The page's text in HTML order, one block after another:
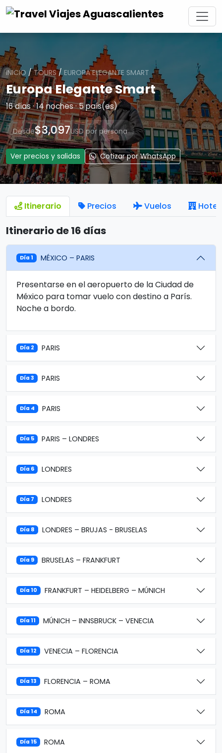
INICIO /TOURS/EUROPA ELEGANTE SMART
Europa Elegante Smart
16 días · 14 noches · 5 país(es)
Desde$3,097USD por persona
Ver precios y salidas Cotizar por WhatsApp
Itinerario Precios Vuelos
Itinerario de 16 días
Día 1 MÉXICO – PARIS
Presentarse en el aeropuerto de la Ciudad de
México para tomar vuelo con destino a París.
Noche a bordo.
Día 2 PARIS
Día 3 PARIS
Día 4 PARIS
Día 5 PARIS – LONDRES
Día 6 LONDRES
Día 7 LONDRES
Día 8 LONDRES – BRUJAS - BRUSELAS
Día 9 BRUSELAS – FRANKFURT
Día 10 FRANKFURT – HEIDELBERG – MÚNICH
Día 11 MÚNICH – INNSBRUCK – VENECIA
Día 12 VENECIA – FLORENCIA
Día 13 FLORENCIA – ROMA
Día 14 ROMA
Día 15 ROMA